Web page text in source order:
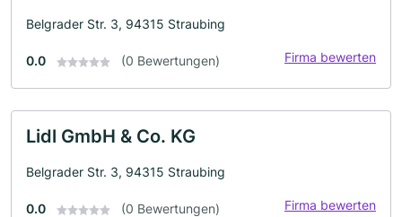
Belgrader Str. 3, 94315 Straubing
0.0 (0 Bewertungen) Firma bewerten
Lidl GmbH & Co. KG
Belgrader Str. 3, 94315 Straubing
0.0 (0 Bewertungen) Firma bewerten